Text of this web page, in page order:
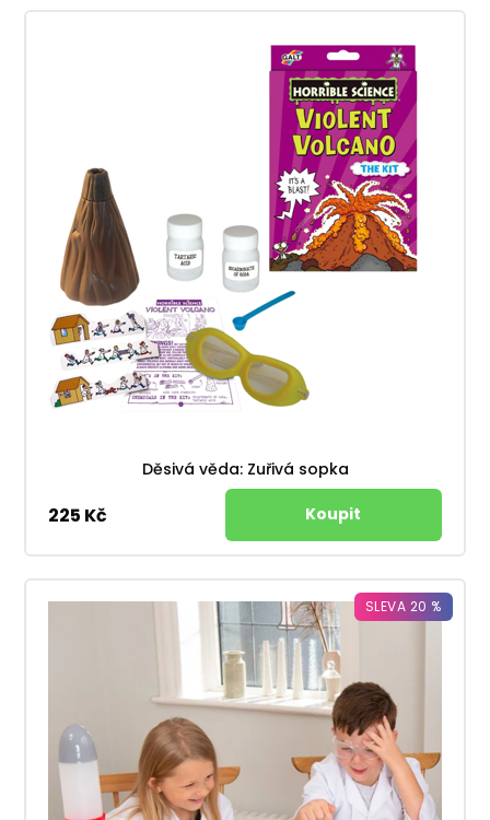
Děsivá věda: Zuřivá sopka
225 Kč
SLEVA 20 %